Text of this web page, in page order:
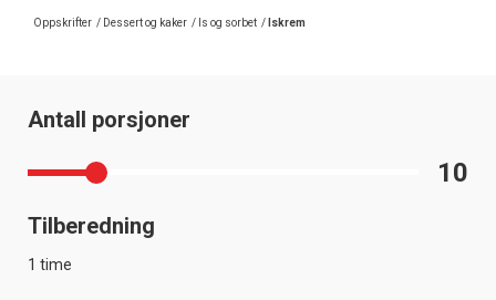
Oppskrifter / Dessert og kaker / Is og sorbet / Iskrem
Antall porsjoner
10
Tilberedning
1 time